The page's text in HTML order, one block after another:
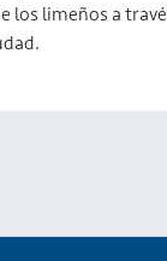
los limeños a